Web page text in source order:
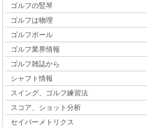
ゴルフの竪琴
ゴルフは物理
ゴルフボール
ゴルフ業界情報
ゴルフ雑誌から
シャフト情報
スイング、ゴルフ練習法
スコア、ショット分析
セイバーメトリクス